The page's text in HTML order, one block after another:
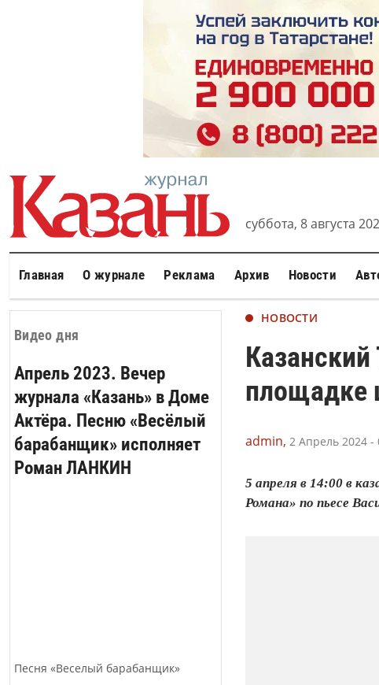
суббота, 8 августа
Главная О журнале Реклама Архив Новости
Видео дня
Апрель 2023. Вечер
журнала «Казань» в Доме
Актёра. Песню «Весёлый
барабанщик» исполняет
Роман ЛАНКИН
Песня «Веселый барабанщик»
НОВОСТИ
площадке
admin, 2 Апрель 2024 -
5 апреля в 14:00 в
Романа» по пьесе